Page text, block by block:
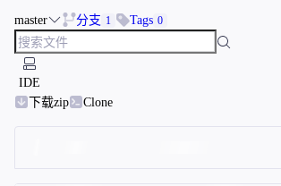
master 分支 1 Tags 0
IDE
下载zip
Clone